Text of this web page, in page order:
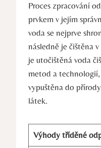
Proces zpracování
prvkem v jejím
voda se nejprve
následně je čištěna
je utočištěná voda
metod a
vypuštěna do
látek.
Výhody tříděné